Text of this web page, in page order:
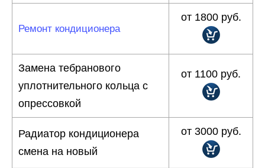
Ремонт кондиционера
от 1800 руб.
Замена тебранового
уплотнительного кольца с
опрессовкой
от 1100 руб.
Радиатор кондиционера
cмена на новый
от 3000 руб.